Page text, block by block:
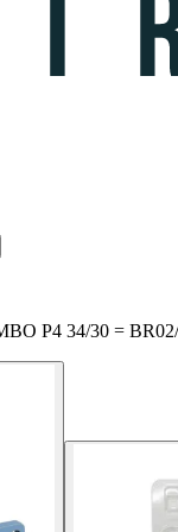
P4 34/30 =